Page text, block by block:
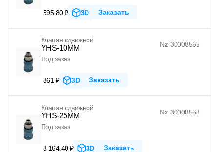
595.80 ₽ 3D Заказать
Клапан сдвижной
YHS-10MM
№: 30008555
Под заказ
861 ₽ 3D Заказать
Клапан сдвижной
YHS-25MM
№: 30008558
Под заказ
3 164.40 ₽ 3D Заказать